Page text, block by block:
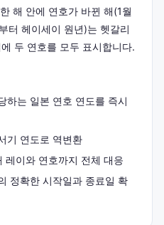
해 안에 연호가 바뀐 해(1월
터 헤이세이 원년)는 헷갈리
두 연호를 모두 표시합니다.
하는 일본 연호 연도를 즉시
기 연도로 역변환
이와 연호까지 전체 대응
정확한 시작일과 종료일 확